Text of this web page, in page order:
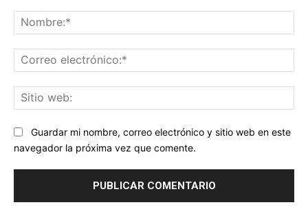
Guardar mi nombre, correo electrónico y sitio web en este
navegador la próxima vez que comente.